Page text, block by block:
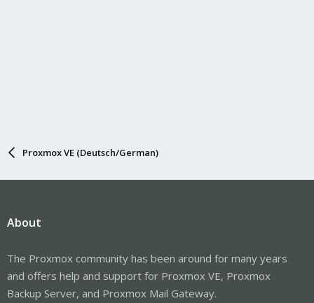
Proxmox VE (Deutsch/German)
About
The Proxmox community has been around for many years
and offers help and support for Proxmox VE, Proxmox
Backup Server, and Proxmox Mail Gateway.